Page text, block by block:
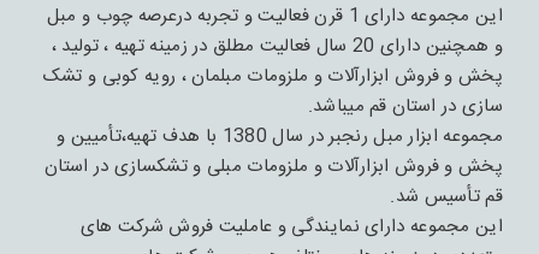
این مجموعه دارای 1 قرن فعالیت و تجربه درعرصه چوب و مبل
و همچنین دارای 20 سال فعالیت مطلق در زمینه تهیه ، تولید ،
پخش و فروش ابزارآلات و ملزومات مبلمان ، رویه کوبی و تشک
سازی در استان قم میباشد.
مجموعه ابزار مبل رنجبر در سال 1380 با هدف تهیه،تأمیین و
پخش و فروش ابزارآلات و ملزومات مبلی و تشکسازی در استان
قم تأسیس شد.
این مجموعه دارای نمایندگی و عاملیت فروش شرکت های